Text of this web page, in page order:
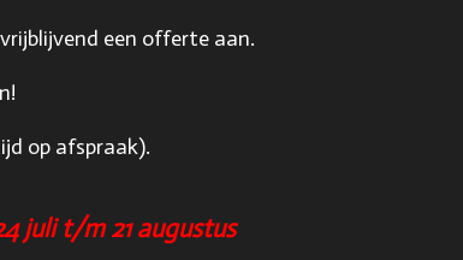
een offerte aan.
op afspraak).
juli t/m 21 augustus